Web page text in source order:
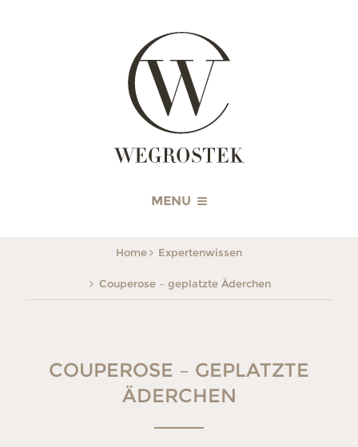
WEGROSTEK
MENU
Home Expertenwissen
Couperose – geplatzte Äderchen
COUPEROSE – GEPLATZTE
ÄDERCHEN